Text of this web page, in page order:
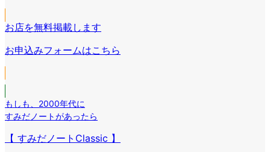
リ
ン
ク
ン
リ
ク
ン
ン
ク
お店を無料掲載します
お申込みフォームはこちら
もしも
2000年代に
すみだノートがあったら
【 すみだノートClassic 】